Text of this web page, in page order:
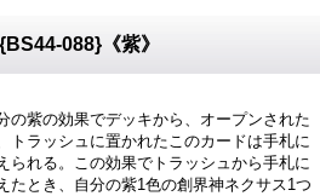
088}《紫》
の紫の効果でデッキから、オープンされた
トラッシュに置かれたこのカードは手札に
られる。この効果でトラッシュから手札に
たとき、自分の紫1色の創界神ネクサス1つ